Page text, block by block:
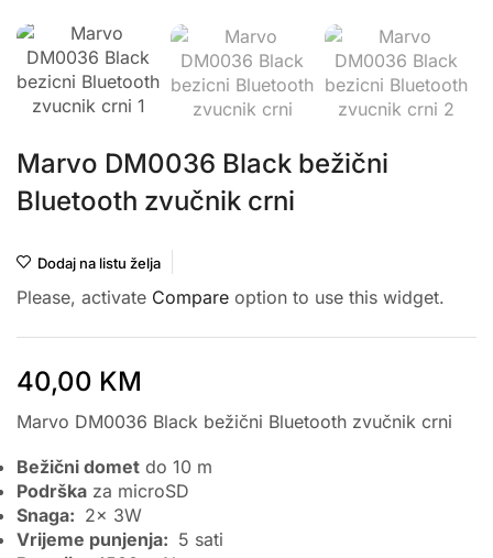
Marvo DM0036 Black bežični
Bluetooth zvučnik crni
Dodaj na listu želja
Please, activate Compare option to use this widget.
40,00 KM
Marvo DM0036 Black bežični Bluetooth zvučnik crni
Bežični domet do 10 m
Podrška za microSD
Snaga: 2x 3W
Vrijeme punjenja: 5 sati